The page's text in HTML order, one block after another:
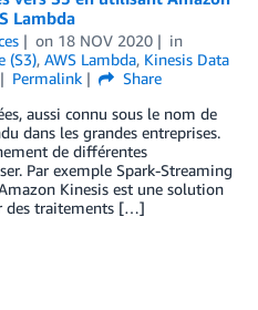
Lambda
on 18 NOV 2020
in
(S3), AWS Lambda, Kinesis Data
Permalink
Share
aussi connu sous le nom de
dans les grandes entreprises.
de différentes
Par exemple Spark-Streaming
Kinesis est une solution
des traitements […]